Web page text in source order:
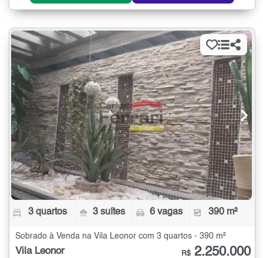
3 quartos 3 suítes 6 vagas 390 m²
Sobrado à Venda na Vila Leonor com 3 quartos - 390 m²
Vila Leonor R$ 2.250.000